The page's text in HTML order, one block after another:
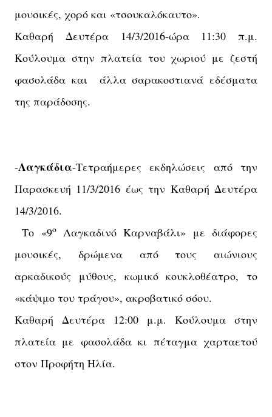
μουσικές, χορό και «τσουκαλόκαυτο».
Καθαρή Δευτέρα 14/3/2016-ώρα 11:30 π.μ.
Κούλουμα στην πλατεία του χωριού με ζεστή
φασολάδα και άλλα σαρακοστιανά εδέσματα
της παράδοσης.
-Λαγκάδια-Τετραήμερες εκδηλώσεις από την
Παρασκευή 11/3/2016 έως την Καθαρή Δευτέρα
14/3/2016.
Το «9οΛαγκαδινό Καρναβάλι» με διάφορες
μουσικές, δρώμενα από τους αιώνιους
αρκαδικούς μύθους, κωμικό κουκλοθέατρο, το
«κάψιμο του τράγου», ακροβατικό σόου.
Καθαρή Δευτέρα 12:00 μ.μ. Κούλουμα στην
πλατεία με φασολάδα κι πέταγμα χαρταετού
στον Προφήτη Ηλία.